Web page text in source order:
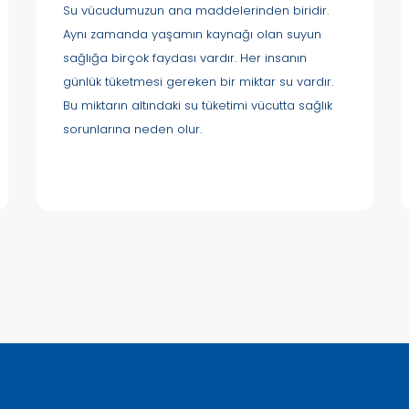
Su vücudumuzun ana maddelerinden biridir.
Aynı zamanda yaşamın kaynağı olan suyun
sağlığa birçok faydası vardır. Her insanın
günlük tüketmesi gereken bir miktar su vardır.
Bu miktarın altındaki su tüketimi vücutta sağlık
sorunlarına neden olur.